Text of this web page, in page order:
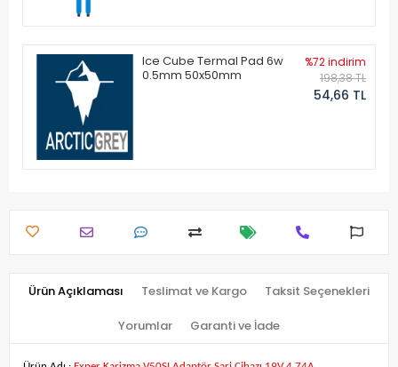
Ice Cube Termal Pad 6w
0.5mm 50x50mm
%72 indirim
198,38 TL
54,66 TL
Ürün Açıklaması Teslimat ve Kargo Taksit Seçenekleri
Yorumlar Garanti ve İade